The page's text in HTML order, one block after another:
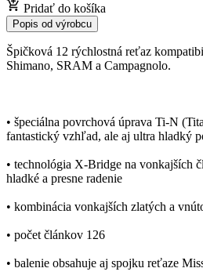
Pridať do košíka
Popis od výrobcu
Špičková 12 rýchlostná reťaz
Shimano, SRAM a Campagnolo.
• špeciálna povrchová úprava Ti-N
fantastický vzhľad, ale aj ultra hladký
• technológia X-Bridge na vonkajších
hladké a presne radenie
• kombinácia vonkajších zlatých a
• počet článkov 126
• balenie obsahuje aj spojku reťaze